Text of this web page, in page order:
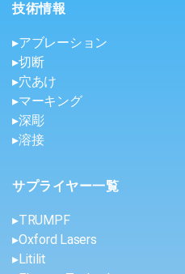
技術情報
▸アブレーション
▸切断
▸穴あけ
▸マーキング
▸深彫
▸溶接
サプライヤー一覧
▸TRUMPF
▸Oxford Lasers
▸Litilit